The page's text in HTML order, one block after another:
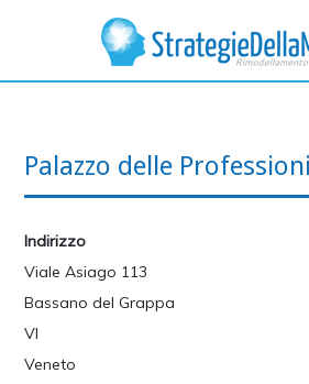
Palazzo delle Professioni
Indirizzo
Viale Asiago 113
Bassano del Grappa
VI
Veneto